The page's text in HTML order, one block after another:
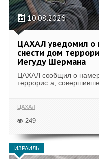
10.08.2026
ЦАХАЛ уведомил о
снести дом
Иегуду Шермана
ЦАХАЛ сообщил о
террориста,
ЦАХАЛ
249
ИЗРАИЛЬ